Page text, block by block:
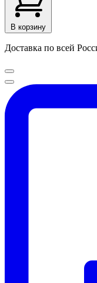
В корзину
Доставка по всей